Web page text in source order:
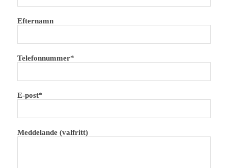
Efternamn
Telefonnummer*
E-post*
Meddelande (valfritt)